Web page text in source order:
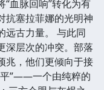
血脉回响”转化为有
抗塞拉菲娜的光明神
远古力量。 与此同
深层次的冲突。部落
兆，他们更倾向于接
平”——一个由纯粹的